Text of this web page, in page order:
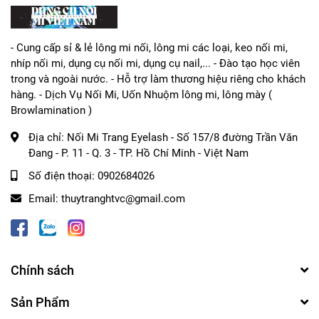
✔️ Cho vào túi nilong hoặc sổ album sticker sau khi dùng
xong.
✔️ Tránh ánh sáng trực tiếp, nơi có nhiệt độ cao.
✔️ Để xa tầm tay trẻ em.
💅 Hướng dẫn sử dụng:
B2: Sơn nền hoặc dưỡng móng.
B3: Sơn móng tay màu yêu thích.
B5: Sơn lớp sơn bóng lên móng tay.
- Cung cấp sỉ & lẻ lông mi nối, lông mi các loại, keo nối mi,
nhíp nối mi, dụng cụ nối mi, dụng cụ nail,... - Đào tạo học viên
trong và ngoài nước. - Hỗ trợ làm thương hiệu riêng cho khách
hàng. - Dịch Vụ Nối Mi, Uốn Nhuộm lông mi, lông mày (
Browlamination )
Địa chỉ: Nối Mi Trang Eyelash - Số 157/8 đường Trần Văn
Đang - P. 11 - Q. 3 - TP. Hồ Chí Minh - Việt Nam
Số điện thoại: 0902684026
Email: thuytranghtvc@gmail.com
Chính sách
Sản Phẩm